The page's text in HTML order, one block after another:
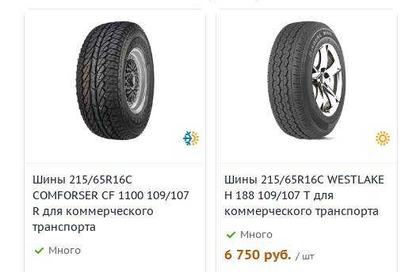
Шины 215/65R16C
COMFORSER CF 1100 109/107
R для коммерческого
транспорта
Много
Шины 215/65R16C WESTLAKE
H 188 109/107 T для
коммерческого транспорта
Много
6 750 руб. / шт